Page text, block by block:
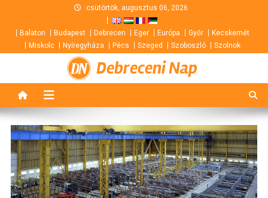
content
csütörtök, augusztus 06, 2026
Balaton Budapest Debrecen Eger Európa Győr
Kecskemét
Miskolc
Nyíregyháza Pécs Szeged Szoboszló Szolnok
Debreceni Nap